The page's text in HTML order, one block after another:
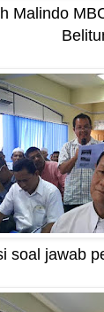
Malindo
soal jawab